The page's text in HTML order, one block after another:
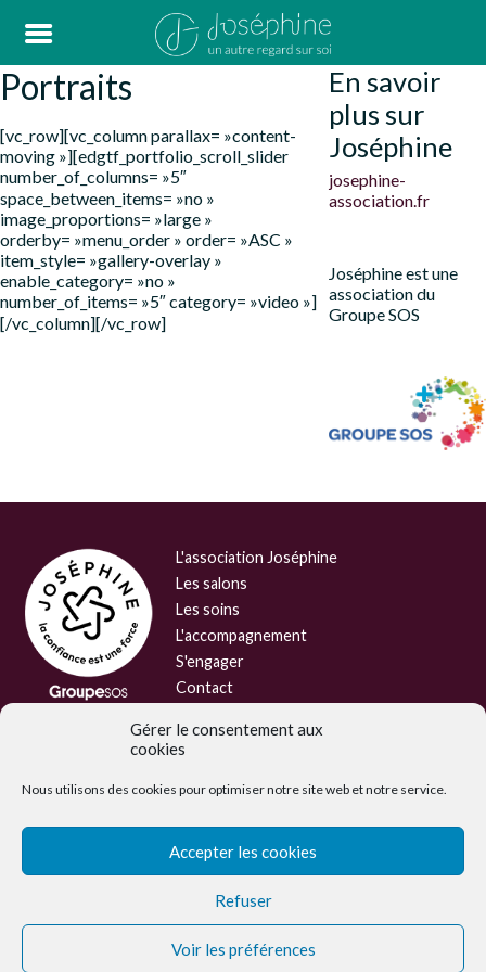
Gérer le consentement aux
cookies
Nous utilisons des cookies pour optimiser notre site web et notre service.
Accepter les cookies
Refuser
Voir les préférences
Portraits
[vc_row][vc_column parallax= »content-
moving »][edgtf_portfolio_scroll_slider
number_of_columns= »5″
space_between_items= »no »
image_proportions= »large »
orderby= »menu_order » order= »ASC »
item_style= »gallery-overlay »
enable_category= »no »
number_of_items= »5″ category= »video »]
[/vc_column][/vc_row]
En savoir
plus sur
Joséphine
josephine-
association.fr
Joséphine est une
association du
Groupe SOS
L'association Joséphine
Les salons
Les soins
L'accompagnement
S'engager
Contact
Charte de protection des données
personnelles
Joséphine est une association du Groupe SOS